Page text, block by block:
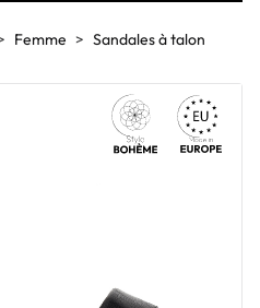
Femme
Sandales à talon